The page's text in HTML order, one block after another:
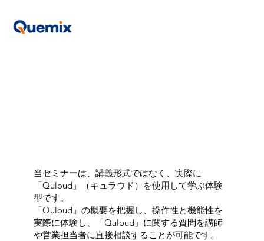
当セミナーは、講義形式ではなく、実際に
「Quloud」（キュラウド）を使用して学ぶ体験
型です。
「Quloud」の概要を把握し、操作性と機能性を
実際に体験し、「Quloud」に関する質問を講師
や営業担当者に直接相談することが可能です。